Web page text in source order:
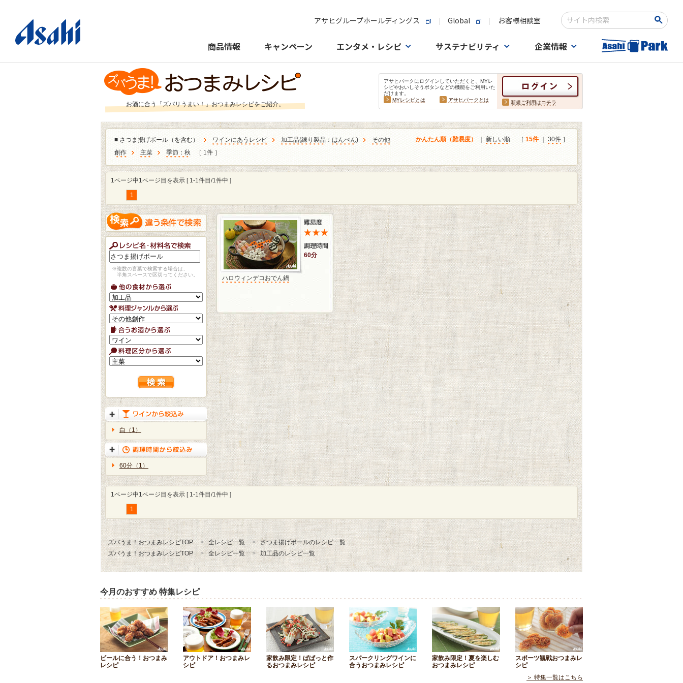
アサヒグループホールディングス Global お客様相談室
検索キーワード入力
商品情報 キャンペーン エンタメ・レシピ サステナビリティ 企業情報
お酒に合う「ズバリうまい！」おつまみレシピをご紹介。
アサヒパークにログインしていただくと、MYレ
シピやおいしそうボタンなどの機能をご利用いた
だけます。
MYレシピとは
アサヒパークとは 新規ご利用はコチラ
■ さつま揚げボール（を含む） ワインにあうレシピ 加工品(練り製品 ： はんぺん)
その他
創作
主菜 季節：秋 ［ 1件 ］
かんたん順（難易度） 新しい順 ［ 15件｜ 30件 ］
1ページ中1ページ目を表示 [ 1-1件目/1件中 ]
1
※複数の言葉で検索する場合は、
半角スペースで区切ってください。
白（1）
60分（1）
60分
ハロウィンデコおでん鍋
1ページ中1ページ目を表示 [ 1-1件目/1件中 ]
1
ズバうま！おつまみレシピTOP 全レシピ一覧
さつま揚げボールのレシピ一覧
ズバうま！おつまみレシピTOP
全レシピ一覧 加工品のレシピ一覧
今月のおすすめ 特集レシピ
ビールに合う！おつまみ
レシピ
アウトドア！おつまみレ
シピ
家飲み限定！ぱぱっと作
るおつまみレシピ
スパークリングワインに
合うおつまみレシピ
家飲み限定！夏を楽しむ
おつまみレシピ
スポーツ観戦おつまみレ
シピ
＞ 特集一覧はこちら